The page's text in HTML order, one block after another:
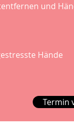
und
Hände
Termin